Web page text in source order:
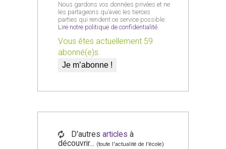
Nous gardons vos données privées et ne
les partageons qu’avec les tierces
parties qui rendent ce service possible.
Lire notre politique de confidentialité.
Vous êtes actuellement 59
abonné(e)s.
D'autres articles à
découvrir... (toute l'actualité de l'école)